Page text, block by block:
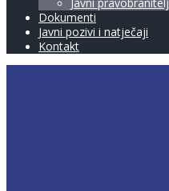
Dokumenti
Javni pozivi i natječaji
Kontakt